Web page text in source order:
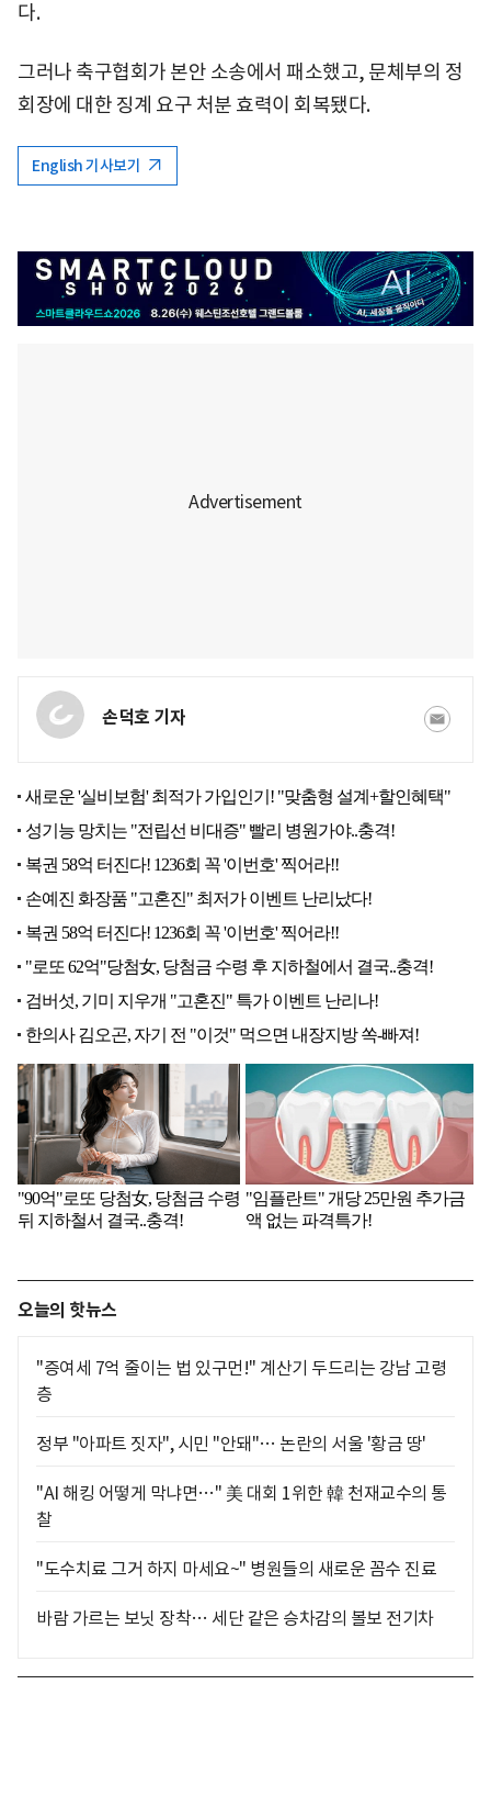
다.
그러나 축구협회가 본안 소송에서 패소했고, 문체부의 정
회장에 대한 징계 요구 처분 효력이 회복됐다.
English 기사보기
손덕호 기자
오늘의 핫뉴스
"증여세 7억 줄이는 법 있구먼!" 계산기 두드리는 강남 고령
층
정부 "아파트 짓자", 시민 "안돼"… 논란의 서울 '황금 땅'
"AI 해킹 어떻게 막냐면…" 美 대회 1위한 韓 천재교수의 통
찰
"도수치료 그거 하지 마세요~" 병원들의 새로운 꼼수 진료
바람 가르는 보닛 장착… 세단 같은 승차감의 볼보 전기차